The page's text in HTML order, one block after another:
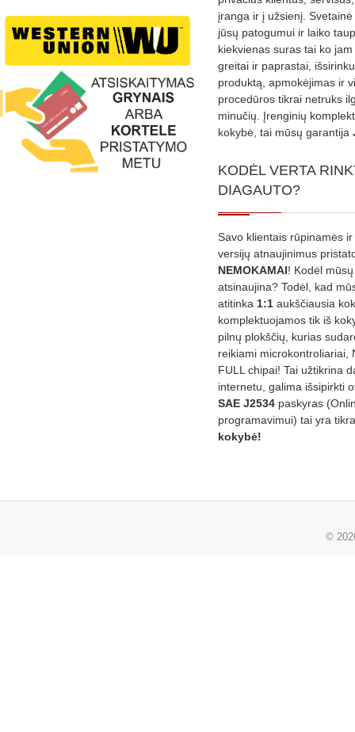
įranga ir į užsienį.
jūsų patogumui ir laiko
kiekvienas suras tai ko
greitai ir paprastai,
produktą, apmokėjimas ir
procedūros tikrai netruks
minučių. Įrenginių
kokybė, tai mūsų garantija
KODĖL VERTA
DIAGAUTO?
Savo klientais rūpinamės
versijų atnaujinimus
NEMOKAMAI! Kodėl
atsinaujina? Todėl, kad
atitinka 1:1 aukščiausia
komplektuojamos tik iš
pilnų plokščių, kurias
reikiami microkontroliariai,
FULL chipai! Tai užtikrina
internetu, galima išsipirkti
SAE J2534 paskyras
programavimui) tai yra
kokybė!
©